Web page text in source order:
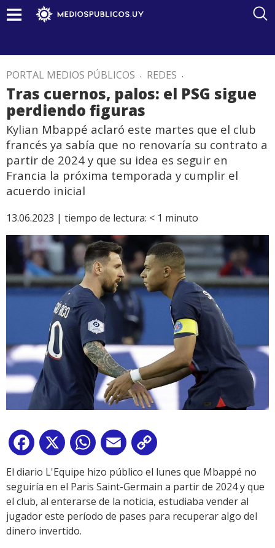
PORTAL MEDIOS PÚBLICOS . REDES .
Tras cuernos, palos: el PSG sigue
perdiendo figuras
Kylian Mbappé aclaró este martes que el club
francés ya sabía que no renovaría su contrato a
partir de 2024 y que su idea es seguir en
Francia la próxima temporada y cumplir el
acuerdo inicial
13.06.2023 | tiempo de lectura: < 1 minuto
Facebook
X WhatsApp
Email
Link
El diario L'Equipe hizo público el lunes que Mbappé no
seguiría en el Paris Saint-Germain a partir de 2024 y que
el club, al enterarse de la noticia, estudiaba vender al
jugador este período de pases para recuperar algo del
dinero invertido.